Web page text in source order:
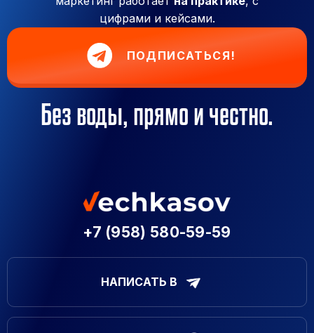
цифрами и кейсами.
ПОДПИСАТЬСЯ!
Без воды, прямо и честно.
+7 (958) 580-59-59
НАПИСАТЬ В